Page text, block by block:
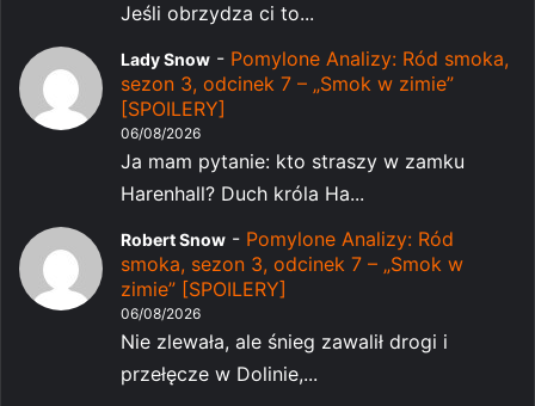
Jeśli obrzydza ci to...
Lady Snow - Pomylone Analizy: Ród smoka,
sezon 3, odcinek 7 – „Smok w zimie”
[SPOILERY]
06/08/2026
Ja mam pytanie: kto straszy w zamku
Harenhall? Duch króla Ha...
Robert Snow - Pomylone Analizy: Ród
smoka, sezon 3, odcinek 7 – „Smok w
zimie” [SPOILERY]
06/08/2026
Nie zlewała, ale śnieg zawalił drogi i
przełęcze w Dolinie,...